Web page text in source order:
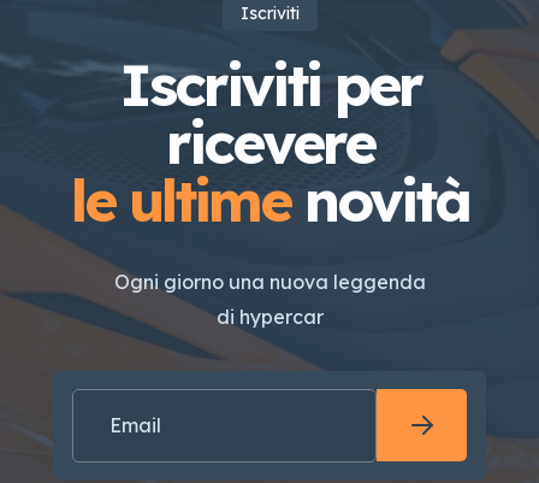
Iscriviti
Iscriviti per
ricevere
le ultimenovità
Ogni giorno una nuova leggenda
di hypercar